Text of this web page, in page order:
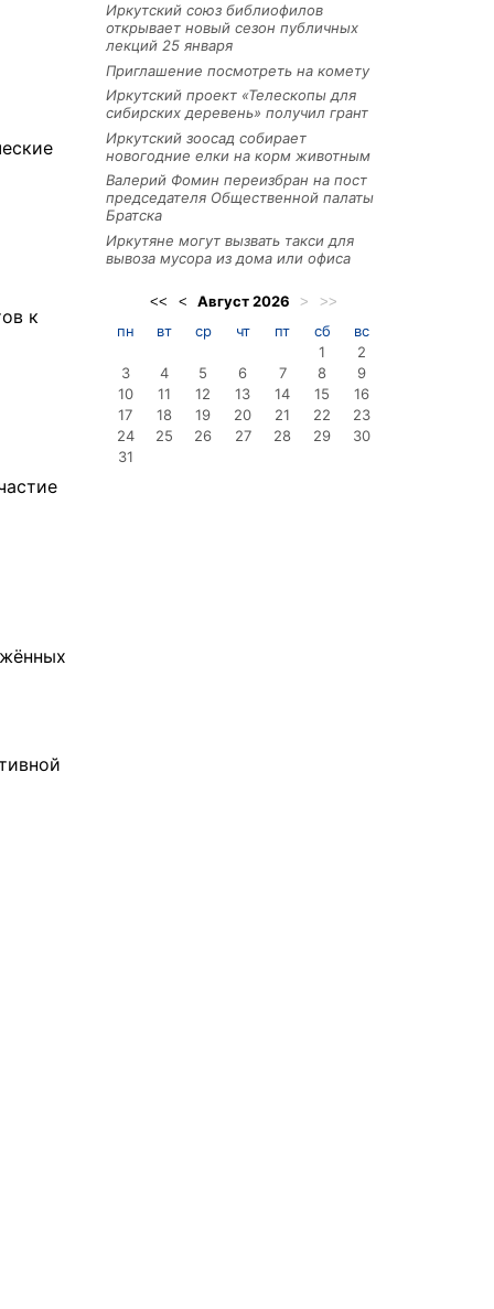
к
Иркутский союз библиофилов
открывает новый сезон публичных
лекций 25 января
Приглашение посмотреть на комету
Иркутский проект «Телескопы для
сибирских деревень» получил грант
Иркутский зоосад собирает
новогодние елки на корм животным
Валерий Фомин переизбран на пост
председателя Общественной палаты
Братска
Иркутяне могут вызвать такси для
вывоза мусора из дома или офиса
<< < Август2026 > >>
пн вт ср чт пт сб
вс
1
2
3
4 5 6 7 8
9
10
11 12 13 14 15
16
17
18 19 20 21 22
23
24
25 26 27 28 29
30
31